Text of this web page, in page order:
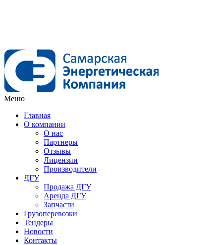
Меню
Главная
О компании
О нас
Партнеры
Отзывы
Лицензии
Производители
ДГУ
Продажа ДГУ
Аренда ДГУ
Запчасти
Грузоперевозки
Тендеры
Новости
Контакты